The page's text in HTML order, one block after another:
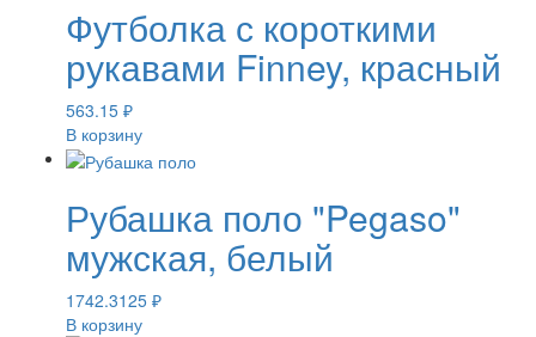
Футболка с короткими
рукавами Finney, красный
563.15 ₽
В корзину
Рубашка поло "Pegaso"
мужская, белый
1742.3125 ₽
В корзину